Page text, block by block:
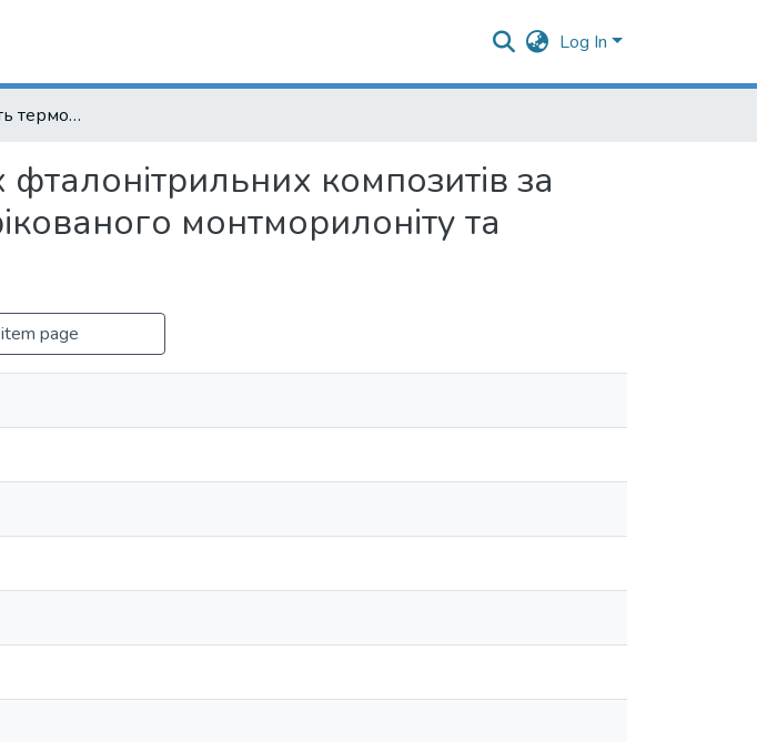
Log In
Термічна стійкість термореактивних фталонітрильних композитів за малого вмісту наночастинок модифікованого монтморилоніту та кремнезему
фталонітрильних композитів за
монтморилоніту та
page